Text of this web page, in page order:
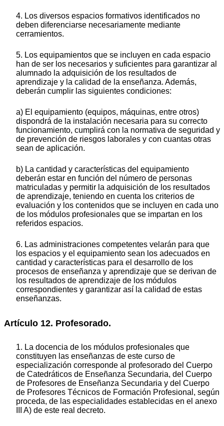
4. Los diversos espacios formativos identificados no
deben diferenciarse necesariamente mediante
cerramientos.
5. Los equipamientos que se incluyen en cada espacio
han de ser los necesarios y suficientes para garantizar al
alumnado la adquisición de los resultados de
aprendizaje y la calidad de la enseñanza. Además,
deberán cumplir las siguientes condiciones:
a) El equipamiento (equipos, máquinas, entre otros)
dispondrá de la instalación necesaria para su correcto
funcionamiento, cumplirá con la normativa de seguridad y
de prevención de riesgos laborales y con cuantas otras
sean de aplicación.
b) La cantidad y características del equipamiento
deberán estar en función del número de personas
matriculadas y permitir la adquisición de los resultados
de aprendizaje, teniendo en cuenta los criterios de
evaluación y los contenidos que se incluyen en cada uno
de los módulos profesionales que se impartan en los
referidos espacios.
6. Las administraciones competentes velarán para que
los espacios y el equipamiento sean los adecuados en
cantidad y características para el desarrollo de los
procesos de enseñanza y aprendizaje que se derivan de
los resultados de aprendizaje de los módulos
correspondientes y garantizar así la calidad de estas
enseñanzas.
Artículo 12. Profesorado.
1. La docencia de los módulos profesionales que
constituyen las enseñanzas de este curso de
especialización corresponde al profesorado del Cuerpo
de Catedráticos de Enseñanza Secundaria, del Cuerpo
de Profesores de Enseñanza Secundaria y del Cuerpo
de Profesores Técnicos de Formación Profesional, según
proceda, de las especialidades establecidas en el anexo
III A) de este real decreto.